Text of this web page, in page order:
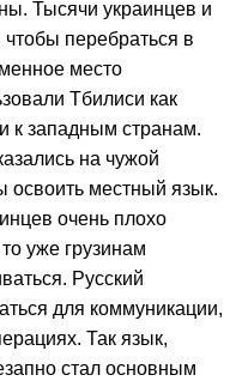
Тысячи украинцев и
чтобы перебраться в
место
Тбилиси как
к западным странам.
на чужой
освоить местный язык.
очень плохо
уже грузинам
Русский
для коммуникации,
Так язык,
стал основным